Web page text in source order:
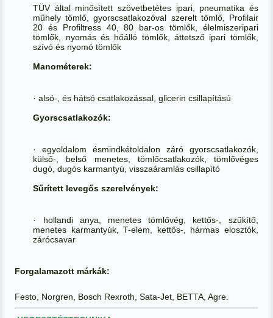
TÜV által minősített szövetbetétes ipari, pneumatika és
műhely tömlő, gyorscsatlakozóval szerelt tömlő, Profilair
20 és Profiltress 40, 80 bar-os tömlők, élelmiszeripari
tömlők, nyomás és hőálló tömlők, áttetsző ipari tömlők,
szívó és nyomó tömlők
Manométerek:
· alsó-, és hátsó csatlakozással, glicerin csillapítású
Gyorscsatlakozók:
· egyoldalom ésmindkétoldalon záró gyorscsatlakozók,
külső-, belső menetes, tömlőcsatlakozók, tömlővéges
dugó, dugós karmantyú, visszaáramlás csillapító
Sűrített levegős szerelvények:
· hollandi anya, menetes tömlővég, kettős-, szűkítő,
menetes karmantyúk, T-elem, kettős-, hármas elosztók,
zárócsavar
Forgalamazott márkák:
Festo, Norgren, Bosch Rexroth, Sata-Jet, BETTA, Agre.